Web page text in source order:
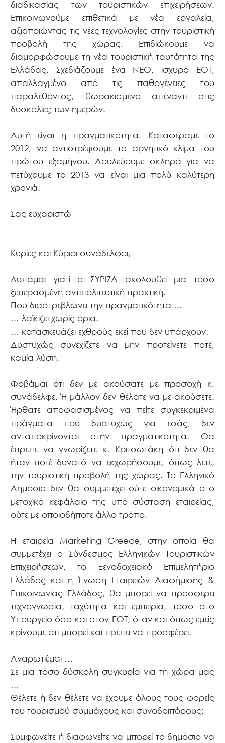
διαδικασίας των τουριστικών επιχειρήσεων.
Επικοινωνούμε επιθετικά με νέα εργαλεία,
αξιοποιώντας τις νέες τεχνολογίες στην τουριστική
προβολή της χώρας. Επιδιώκουμε να
διαμορφώσουμε τη νέα τουριστική ταυτότητα της
Ελλάδας. Σχεδιάζουμε ένα ΝΕΟ, ισχυρό ΕΟΤ,
απαλλαγμένο από τις παθογένειες του
παραλεθόντος, θωρακισμένο απέναντι στις
δυσκολίες των ημερών.
Αυτή είναι η πραγματικότητα. Καταφέραμε το
2012, να αντιστρέψουμε το αρνητικό κλίμα του
πρώτου εξαμήνου. Δουλεύουμε σκληρά για να
πετύχουμε το 2013 να είναι μια πολύ καλύτερη
χρονιά.
Σας ευχαριστώ
Κυρίες και Κύριοι συνάδελφοι,
Λυπάμαι γιατί ο ΣΥΡΙΖΑ ακολουθεί μια τόσο
ξεπερασμένη αντιπολιτευτική πρακτική.
Που διαστρεβλώνει την πραγματικότητα …
… λαϊκίζει χωρίς όρια.
… κατασκευάζει εχθρούς εκεί που δεν υπάρχουν.
Δυστυχώς συνεχίζετε να μην προτείνετε ποτέ,
καμία λύση.
Φοβάμαι ότι δεν με ακούσατε με προσοχή κ.
συνάδελφε. Ή μάλλον δεν θέλατε να με ακούσετε.
Ήρθατε αποφασισμένος να πείτε συγκεκριμένα
πράγματα που δυστυχώς για εσάς, δεν
ανταποκρίνονται στην πραγματικότητα. Θα
έπρεπε να γνωρίζετε κ. Κριτσωτάκη ότι δεν θα
ήταν ποτέ δυνατό να εκχωρήσουμε, όπως λετε,
την τουριστική προβολή της χώρας. Το Ελληνικό
Δημόσιο δεν θα συμμετέχει ούτε οικονομικά στο
μετοχικό κεφάλαιο της υπό σύσταση εταιρείας,
ούτε με οποιοδήποτε άλλο τρόπο.
Η εταιρεία Marketing Greece, στην οποία θα
συμμετέχει ο Σύνδεσμος Ελληνικών Τουριστικών
Επιχειρήσεων, το Ξενοδοχειακό Επιμελητήριο
Ελλάδος και η Ένωση Εταιρειών Διαφήμισης &
Επικοινωνίας Ελλάδος, θα μπορεί να προσφέρει
τεχνογνωσία, ταχύτητα και εμπειρία, τόσο στο
Υπουργείο όσο και στον ΕΟΤ, όταν και όπως εμείς
κρίνουμε ότι μπορεί και πρέπει να προσφέρει.
Αναρωτιέμαι …
Σε μια τόσο δύσκολη συγκυρία για τη χώρα μας
…
Θέλετε ή δεν θέλετε να έχουμε όλους τους φορείς
του τουρισμού συμμάχους και συνοδοιπόρους;
Συμφωνείτε ή διαφωνείτε να μπορεί το δημόσιο να